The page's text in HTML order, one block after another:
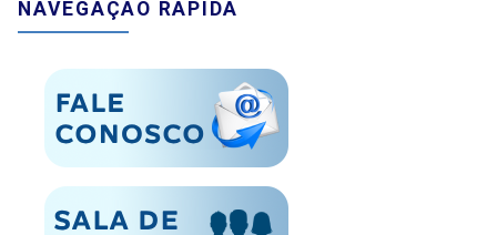
NAVEGAÇÃO RÁPIDA